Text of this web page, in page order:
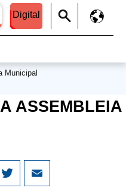
Digital
Municipal
WhatsAppTwitter
ASSEMBLEIA